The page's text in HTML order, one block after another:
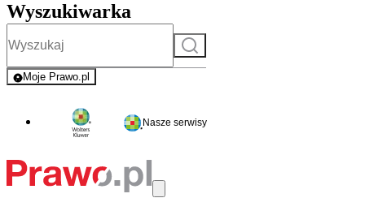
Wyszukiwarka
Szukaj
Moje Prawo.pl
- rejestracja i logowanie do serwisu
Nasze serwisy